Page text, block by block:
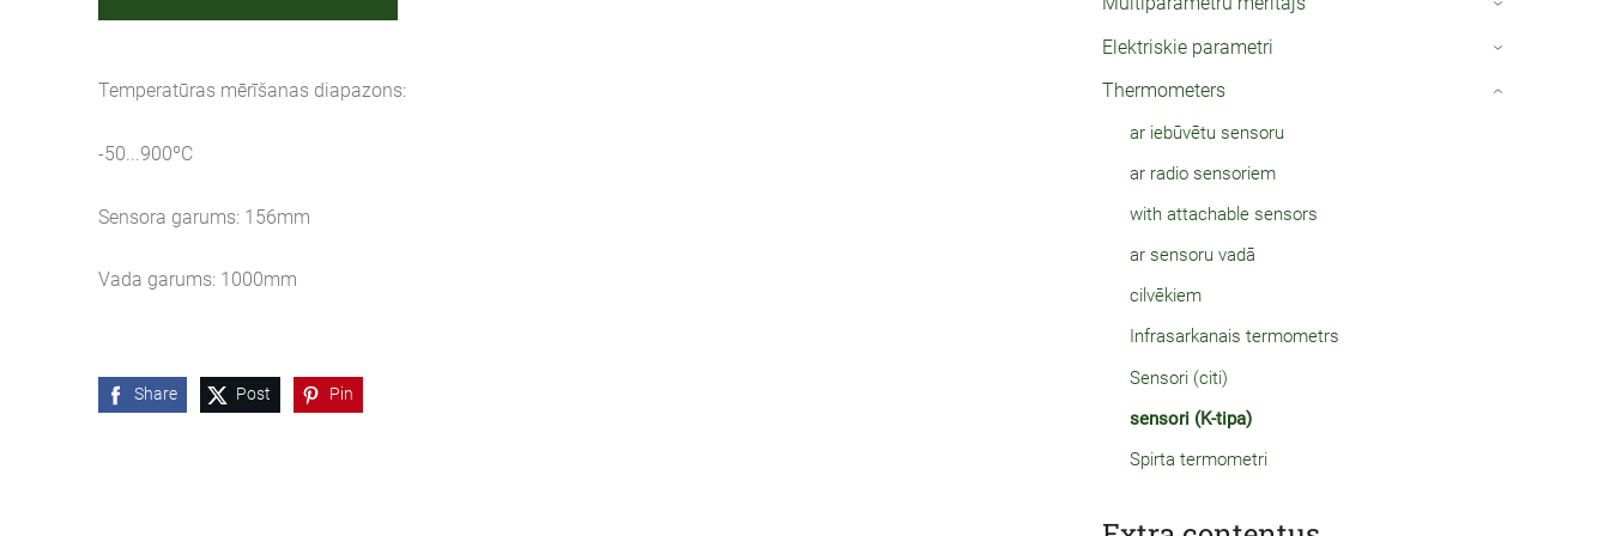
›
Elektriskie parametri ›
Thermometers
ar iebūvētu sensoru
ar radio sensoriem
with attachable sensors
ar sensoru vadā
cilvēkiem
Infrasarkanais termometrs
Sensori (citi)
sensori (K-tipa)
Spirta termometri
›
Temperatūras mērīšanas diapazons:
-50...900ºC
Sensora garums: 156mm
Vada garums: 1000mm
Share Post Pin